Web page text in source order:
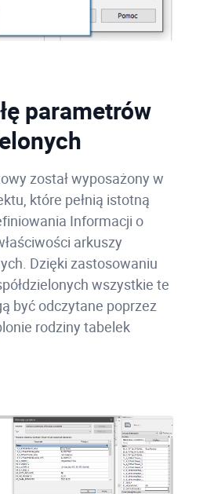
parametrów
został wyposażony w
które pełnią istotną
Informacji o
arkuszy
Dzięki zastosowaniu
wszystkie te
być odczytane poprzez
rodziny tabelek